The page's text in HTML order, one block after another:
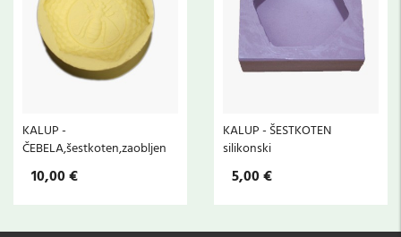
KALUP -
ČEBELA,šestkoten,zaobljen
10,00 €
KALUP - ŠESTKOTEN
silikonski
5,00 €